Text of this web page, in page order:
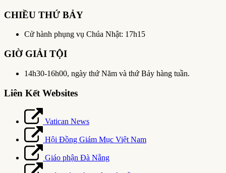
CHIỀU THỨ BẢY
Cử hành phụng vụ Chúa Nhật: 17h15
GIỜ GIẢI TỘI
14h30-16h00, ngày thứ Năm và thứ Bảy hàng tuần.
Liên Kết Websites
Vatican News
Hội Đồng Giám Mục Việt Nam
Giáo phận Đà Nẵng